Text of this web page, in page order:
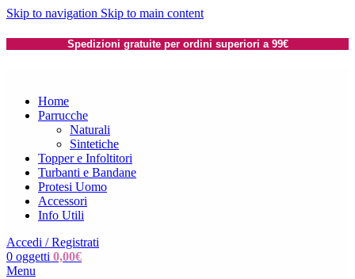
Skip to navigation Skip to main content
Spedizioni gratuite per ordini superiori a 99€
Home
Parrucche
Naturali
Sintetiche
Topper e Infoltitori
Turbanti e Bandane
Protesi Uomo
Accessori
Info Utili
Accedi / Registrati
0 oggetti 0,00€
Menu